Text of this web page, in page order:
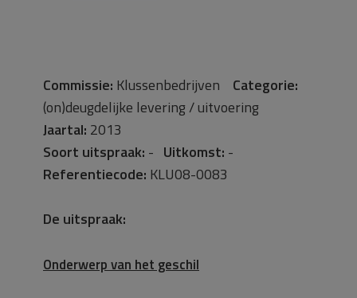
Commissie: Klussenbedrijven Categorie:
(on)deugdelijke levering / uitvoering
Jaartal: 2013
Soort uitspraak: - Uitkomst: -
Referentiecode: KLU08-0083
De uitspraak:
Onderwerp van het geschil